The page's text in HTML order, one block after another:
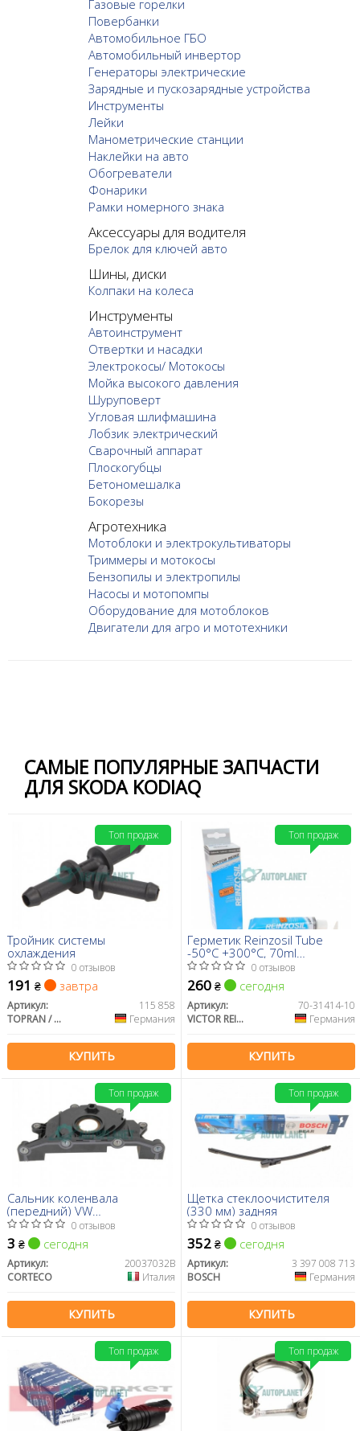
Газовые горелки
Повербанки
Автомобильное ГБО
Автомобильный инвертор
Генераторы электрические
Зарядные и пускозарядные устройства
Инструменты
Лейки
Манометрические станции
Наклейки на авто
Обогреватели
Фонарики
Рамки номерного знака
Аксессуары для водителя
Брелок для ключей авто
Шины, диски
Колпаки на колеса
Инструменты
Автоинструмент
Отвертки и насадки
Электрокосы/ Мотокосы
Мойка высокого давления
Шуруповерт
Угловая шлифмашина
Лобзик электрический
Сварочный аппарат
Плоскогубцы
Бетономешалка
Бокорезы
Агротехника
Мотоблоки и электрокультиваторы
Триммеры и мотокосы
Бензопилы и электропилы
Насосы и мотопомпы
Оборудование для мотоблоков
Двигатели для агро и мототехники
САМЫЕ ПОПУЛЯРНЫЕ ЗАПЧАСТИ
ДЛЯ SKODA KODIAQ
Тройник системы
охлаждения
0 отзывов
191 ₴ завтра
Артикул:
115 858
TOPRAN / HANS PRIES
Германия
КУПИТЬ
Топ продаж
Герметик Reinzosil Tube
-50°C +300°C, 70ml
(антрацит), использовать с
70-31415-00
0 отзывов
260 ₴ сегодня
Артикул:
70-31414-10
VICTOR REINZ
Германия
КУПИТЬ
Топ продаж
Сальник коленвала
(передний) VW
Crafter/T6/Caddy 2.0 TDI 15-
0 отзывов
3 ₴ сегодня
Артикул:
20037032B
CORTECO
Италия
КУПИТЬ
Топ продаж
Щетка стеклоочистителя
(330 мм) задняя
0 отзывов
352 ₴ сегодня
Артикул:
3 397 008 713
BOSCH
Германия
КУПИТЬ
Топ продаж
Топ продаж Топ продаж